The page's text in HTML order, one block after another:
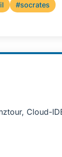
#socrates
Cloud-